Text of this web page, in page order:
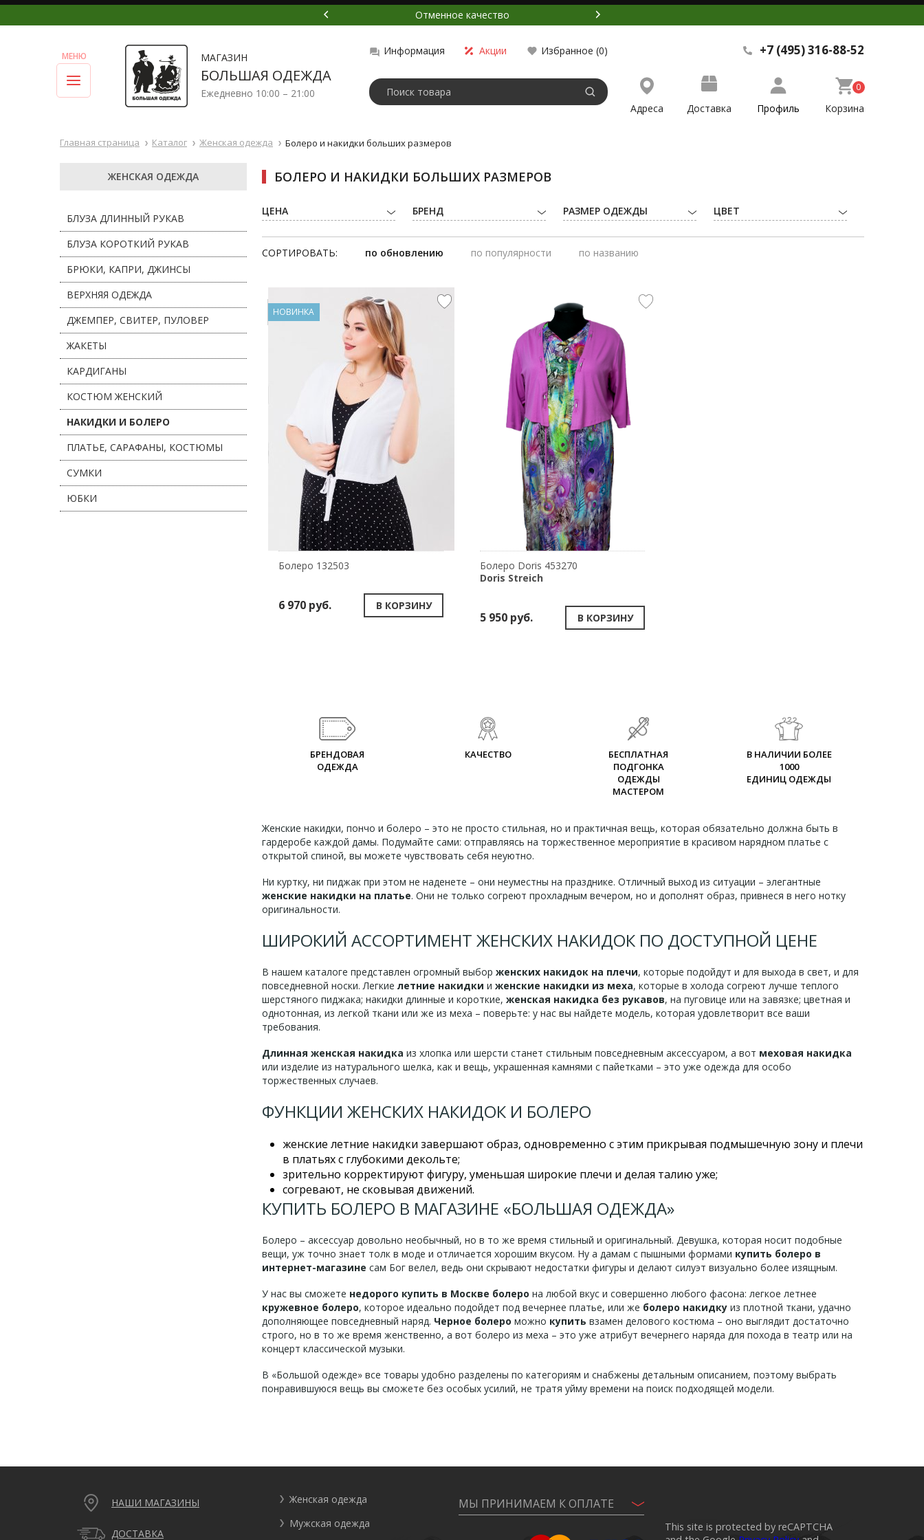
Отменное качество
МАГАЗИН
БОЛЬШАЯ ОДЕЖДА
Ежедневно 10:00 – 21:00
Информация Акции Избранное (0) +7 (495) 316-88-52
Адреса Доставка Профиль Корзина
0
Главная страница Каталог Женская одежда Болеро и накидки больших размеров
ЖЕНСКАЯ ОДЕЖДА
БЛУЗА ДЛИННЫЙ РУКАВ
БЛУЗА КОРОТКИЙ РУКАВ
БРЮКИ, КАПРИ, ДЖИНСЫ
ВЕРХНЯЯ ОДЕЖДА
ДЖЕМПЕР, СВИТЕР, ПУЛОВЕР
ЖАКЕТЫ
КАРДИГАНЫ
КОСТЮМ ЖЕНСКИЙ
НАКИДКИ И БОЛЕРО
ПЛАТЬЕ, САРАФАНЫ, КОСТЮМЫ
СУМКИ
ЮБКИ
БОЛЕРО И НАКИДКИ БОЛЬШИХ РАЗМЕРОВ
ЦЕНА БРЕНД РАЗМЕР ОДЕЖДЫ ЦВЕТ
СОРТИРОВАТЬ: по обновлению по популярности по названию
НОВИНКА
Болеро 132503
6 970 руб. В КОРЗИНУ
Болеро Doris 453270
Doris Streich
5 950 руб. В КОРЗИНУ
БРЕНДОВАЯ
ОДЕЖДА
КАЧЕСТВО
БЕСПЛАТНАЯ
ПОДГОНКА
ОДЕЖДЫ
МАСТЕРОМ
В НАЛИЧИИ БОЛЕЕ
1000
ЕДИНИЦ ОДЕЖДЫ
Женские накидки, пончо и болеро – это не просто стильная, но и практичная вещь, которая обязательно должна быть в
гардеробе каждой дамы. Подумайте сами: отправляясь на торжественное мероприятие в красивом нарядном платье с
открытой спиной, вы можете чувствовать себя неуютно.
Ни куртку, ни пиджак при этом не наденете – они неуместны на празднике. Отличный выход из ситуации – элегантные
женские накидки на платье. Они не только согреют прохладным вечером, но и дополнят образ, привнеся в него нотку
оригинальности.
ШИРОКИЙ АССОРТИМЕНТ ЖЕНСКИХ НАКИДОК ПО ДОСТУПНОЙ ЦЕНЕ
В нашем каталоге представлен огромный выбор женских накидок на плечи, которые подойдут и для выхода в свет, и для
повседневной носки. Легкие летние накидки и женские накидки из меха, которые в холода согреют лучше теплого
шерстяного пиджака; накидки длинные и короткие, женская накидка без рукавов, на пуговице или на завязке; цветная и
однотонная, из легкой ткани или же из меха – поверьте: у нас вы найдете модель, которая удовлетворит все ваши
требования.
Длинная женская накидка из хлопка или шерсти станет стильным повседневным аксессуаром, а вот меховая накидка
или изделие из натурального шелка, как и вещь, украшенная камнями с пайетками – это уже одежда для особо
торжественных случаев.
ФУНКЦИИ ЖЕНСКИХ НАКИДОК И БОЛЕРО
женские летние накидки завершают образ, одновременно с этим прикрывая подмышечную зону и плечи
в платьях с глубокими декольте;
зрительно корректируют фигуру, уменьшая широкие плечи и делая талию уже;
согревают, не сковывая движений.
КУПИТЬ БОЛЕРО В МАГАЗИНЕ «БОЛЬШАЯ ОДЕЖДА»
Болеро – аксессуар довольно необычный, но в то же время стильный и оригинальный. Девушка, которая носит подобные
вещи, уж точно знает толк в моде и отличается хорошим вкусом. Ну а дамам с пышными формами купить болеро в
интернет-магазине сам Бог велел, ведь они скрывают недостатки фигуры и делают силуэт визуально более изящным.
У нас вы сможете недорого купить в Москве болеро на любой вкус и совершенно любого фасона: легкое летнее
кружевное болеро, которое идеально подойдет под вечернее платье, или же болеро накидку из плотной ткани, удачно
дополняющее повседневный наряд. Черное болеро можно купить взамен делового костюма – оно выглядит достаточно
строго, но в то же время женственно, а вот болеро из меха – это уже атрибут вечернего наряда для похода в театр или на
концерт классической музыки.
В «Большой одежде» все товары удобно разделены по категориям и снабжены детальным описанием, поэтому выбрать
понравившуюся вещь вы сможете без особых усилий, не тратя уйму времени на поиск подходящей модели.
НАШИ МАГАЗИНЫ
ДОСТАВКА
Женская одежда
Мужская одежда
МЫ ПРИНИМАЕМ К ОПЛАТЕ
This site is protected by reCAPTCHA